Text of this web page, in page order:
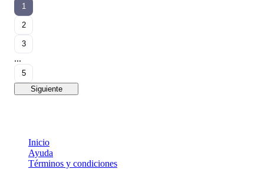
1
2
3
...
5
Siguiente
Inicio
Ayuda
Términos y condiciones